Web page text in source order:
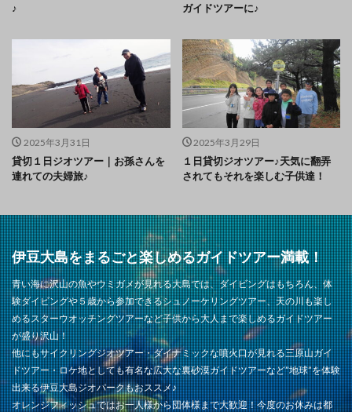
♪
ガイドツアーに♪
2025年3月31日
貸切１日ジオツアー｜お孫さんを
連れての夫婦旅♪
2025年3月29日
１日貸切ジオツアー♪天気に翻弄
されてもそれを楽しむ子供達！
伊豆大島をまるごと楽しめるガイドツアー満載！
青い海に沢山の魚やウミガメが見れる大島では、ダイビングはもちろん、体
験ダイビングや５歳から参加できるシュノーケリングツアー、天の川も楽し
めるスターウオッチングツアーなど子供から大人まで楽しめるガイドツアー
が盛り沢山！
他にもサイクリングジオツアー・ダイナミックな噴火口が見れる三原山ガイ
ドツアー・ロケ地としても有名な広大な裏砂漠ガイドツアーなど”地球”を体験
出来る伊豆大島ジオパークもおススメ♪
オレンジフィッシュではお一人様から団体様まで大歓迎！今度のお休みは都